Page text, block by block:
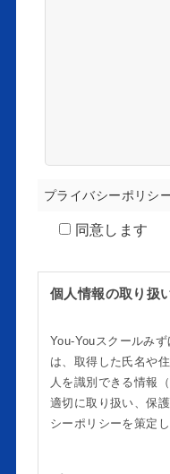
プライバシーポリシ
同意します
個人情報の取り扱
You-Youスクールみ
は、取得した氏名や
人を識別できる情報
適切に取り扱い、保
シーポリシーを策定